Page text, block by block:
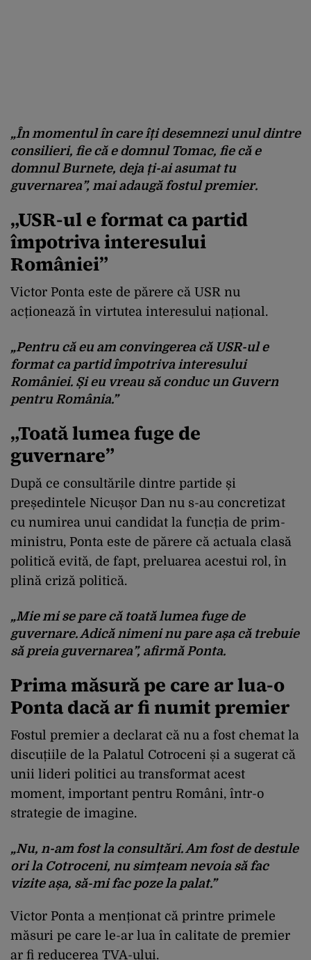
„În momentul în care îți desemnezi unul dintre
consilieri, fie că e domnul Tomac, fie că e
domnul Burnete, deja ți-ai asumat tu
guvernarea”, mai adaugă fostul premier.
„USR-ul e format ca partid
împotriva interesului
României”
Victor Ponta este de părere că USR nu
acționează în virtutea interesului național.
„Pentru că eu am convingerea că USR-ul e
format ca partid împotriva interesului
României. Și eu vreau să conduc un Guvern
pentru România.”
„Toată lumea fuge de
guvernare”
După ce consultările dintre partide și
președintele Nicușor Dan nu s-au concretizat
cu numirea unui candidat la funcția de prim-
ministru, Ponta este de părere că actuala clasă
politică evită, de fapt, preluarea acestui rol, în
plină criză politică.
„Mie mi se pare că toată lumea fuge de
guvernare. Adică nimeni nu pare așa că trebuie
să preia guvernarea”, afirmă Ponta.
Prima măsură pe care ar lua-o
Ponta dacă ar fi numit premier
Fostul premier a declarat că nu a fost chemat la
discuțiile de la Palatul Cotroceni și a sugerat că
unii lideri politici au transformat acest
moment, important pentru Români, într-o
strategie de imagine.
„Nu, n-am fost la consultări. Am fost de destule
ori la Cotroceni, nu simțeam nevoia să fac
vizite așa, să-mi fac poze la palat.”
Victor Ponta a menționat că printre primele
măsuri pe care le-ar lua în calitate de premier
ar fi reducerea TVA-ului.